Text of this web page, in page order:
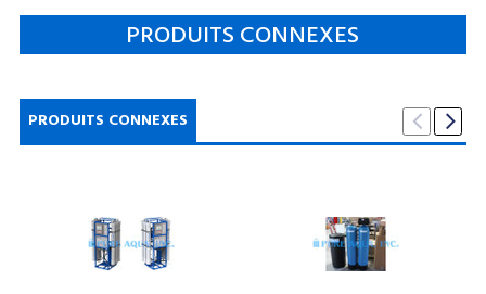
PRODUITS CONNEXES
PRODUITS CONNEXES